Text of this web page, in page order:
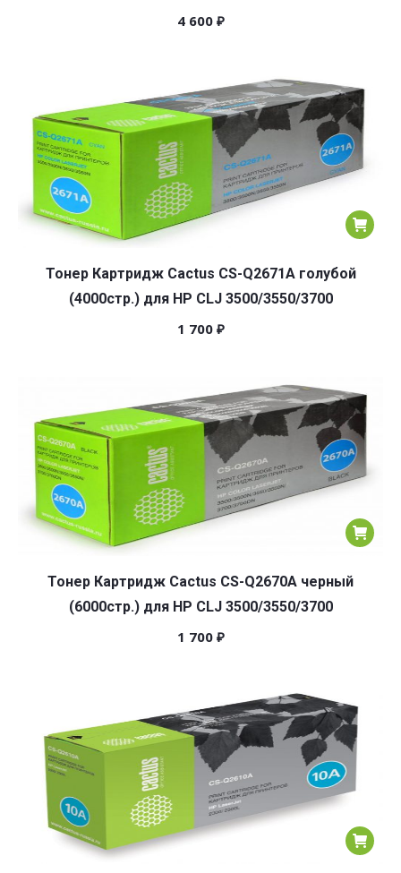
4 600 ₽
Тонер Картридж Cactus CS-Q2671A голубой
(4000стр.) для HP CLJ 3500/3550/3700
1 700 ₽
Тонер Картридж Cactus CS-Q2670A черный
(6000стр.) для HP CLJ 3500/3550/3700
1 700 ₽